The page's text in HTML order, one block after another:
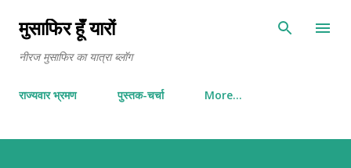
मुसाफिर हूँ यारों
नीरज मुसाफिर का यात्रा ब्लॉग
राज्यवार भ्रमण पुस्तक-चर्चा More…